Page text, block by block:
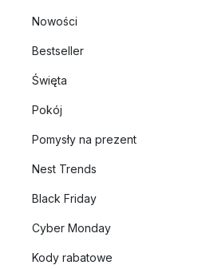
Nowości
Bestseller
Święta
Pokój
Pomysły na prezent
Nest Trends
Black Friday
Cyber Monday
Kody rabatowe